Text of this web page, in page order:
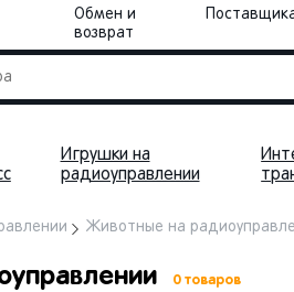
Обмен и
возврат
Игрушки на
радиоуправлении
Животные на
0 товаров